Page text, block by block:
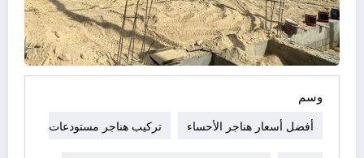
وسم
أفضل أسعار هناجر الأحساء تركيب هناجر مستودعات